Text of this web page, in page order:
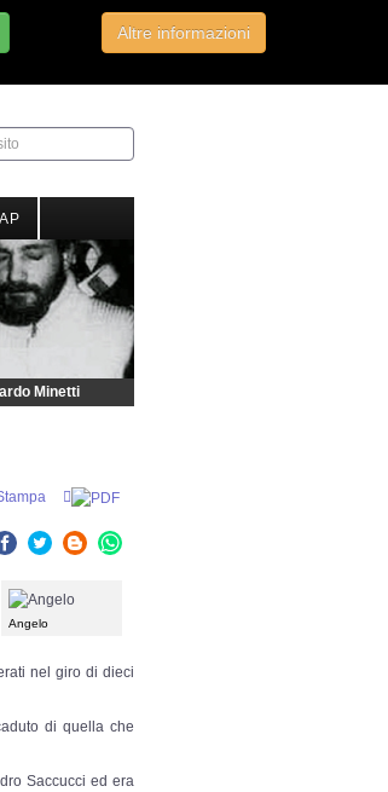
Altre informazioni
Minetti
Angelo
nel giro di dieci
di quella che
Saccucci ed era